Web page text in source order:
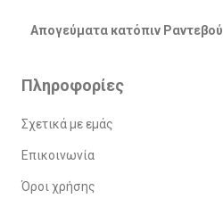
Απογεύματα κατόπιν Ραντεβού
Πληροφορίες
Σχετικά με εμάς
Επικοινωνία
Όροι χρήσης